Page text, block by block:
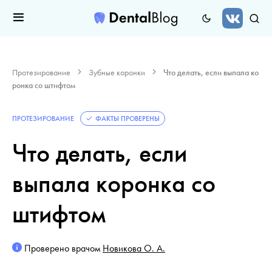
Протезирование Зубные коронки
Что делать, если выпала ко
ронка со штифтом
ПРОТЕЗИРОВАНИЕ ФАКТЫ ПРОВЕРЕНЫ
Что делать, если
выпала коронка со
штифтом
Проверено врачом Новикова О. А.